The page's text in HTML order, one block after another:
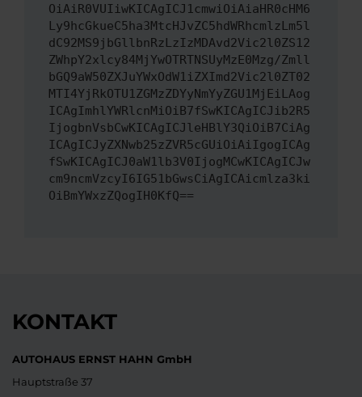
OiAiR0VUIiwKICAgICJ1cmwiOiAiaHR0cHM6
Ly9hcGkueC5ha3MtcHJvZC5hdWRhcmlzLm5l
dC92MS9jbGllbnRzLzIzMDAvd2Vic2l0ZS12
ZWhpY2xlcy84MjYwOTRTNSUyMzE0Mzg/Zmll
bGQ9aW50ZXJuYWxOdW1iZXImd2Vic2l0ZT02
MTI4YjRkOTU1ZGMzZDYyNmYyZGU1MjEiLAog
ICAgImhlYWRlcnMiOiB7fSwKICAgICJib2R5
IjogbnVsbCwKICAgICJleHBlY3QiOiB7CiAg
ICAgICJyZXNwb25zZVR5cGUiOiAiIgogICAg
fSwKICAgICJ0aW1lb3V0IjogMCwKICAgICJw
cm9ncmVzcyI6IG51bGwsCiAgICAicmlza3ki
OiBmYWxzZQogIH0KfQ==
KONTAKT
AUTOHAUS ERNST HAHN GmbH
Hauptstraße 37